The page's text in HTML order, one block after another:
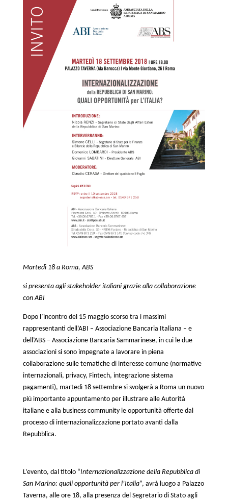
Martedì 18 a Roma, ABS
si presenta agli stakeholder italiani grazie alla collaborazione
con ABI
Dopo l’incontro del 15 maggio scorso tra i massimi
rappresentanti dell’ABI – Associazione Bancaria Italiana – e
dell’ABS – Associazione Bancaria Sammarinese, in cui le due
associazioni si sono impegnate a lavorare in piena
collaborazione sulle tematiche di interesse comune (normative
internazionali, privacy, Fintech, integrazione sistema
pagamenti), martedì 18 settembre si svolgerà a Roma un nuovo
più importante appuntamento per illustrare alle Autorità
italiane e alla business community le opportunità offerte dal
processo di internazionalizzazione portato avanti dalla
Repubblica.
L’evento, dal titolo “Internazionalizzazione della Repubblica di
San Marino: quali opportunità per l’Italia”, avrà luogo a Palazzo
Taverna, alle ore 18, alla presenza del Segretario di Stato agli